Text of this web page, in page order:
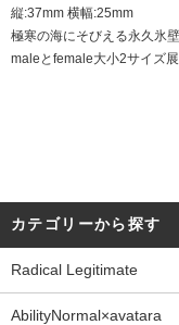
縦:37mm 横幅:25mm
極寒の海にそびえる永久氷
maleとfemale大小2サイズ
カテゴリーから探す
Radical Legitimate
AbilityNormal×avatara